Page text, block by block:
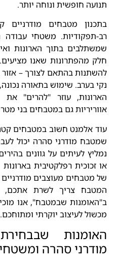
תנועה חופשית ונוחה יותר.
בתכנון מטבחים
רב-תפקודיות. משטחי
שמשתלבים בתוך הארונות
חלק מהפתרונות שאנו
להשתנות בהתאם לצורך – אזור
נקי בערב. שימוש בתאורה
הארונות, עוזר "להרים"
אווריריות גם במטבחים בני
עוד אלמנט חשוב במטבחים
שמטבח מודרני סהרה יכול
נמליץ לעיתים על גוונים
או זכוכית רפלקטיבית
של מטבחים מעוצבים
המטבח צריך לשרת
ב"האומנות שבמטבח", אנו
מכשול לעיצוב יוקרתי ומתוחכם.
האומנות
מודרני סהרה